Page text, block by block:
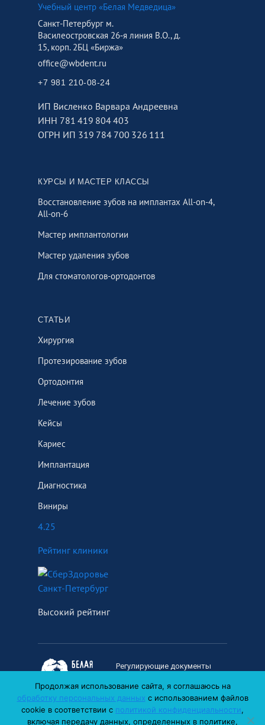
Учебный центр «Белая Медведица»
Санкт-Петербург м.
Василеостровская 26‑я линия В.О., д.
15, корп. 2БЦ «Биржа»
office@wbdent.ru
+7 981 210-08-24
ИП Висленко Варвара Андреевна
ИНН 781 419 804 403
ОГРН ИП 319 784 700 326 111
КУРСЫ И МАСТЕР КЛАССЫ
Восстановление зубов на имплантах All-on-4,
All-on-6
Мастер имплантологии
Мастер удаления зубов
Для стоматологов-ортодонтов
СТАТЬИ
Хирургия
Протезирование зубов
Ортодонтия
Лечение зубов
Кейсы
Кариес
Имплантация
Диагностика
Виниры
4.25
Рейтинг клиники
Высокий рейтинг
Регулирующие документы
конфиденциальности
Согласие на обработку
персональных данных
Продолжая использование сайта, я соглашаюсь на
обработку персональных данных с использованием файлов
cookie в соответствии с политикой конфиденциальности,
включая передачу данных, определенных в политике,